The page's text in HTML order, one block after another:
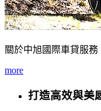
關於中旭國際車貸服務
more
打造高效與美